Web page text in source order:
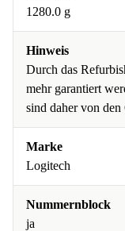
1280.0 g
Hinweis
Durch das
mehr garantiert
sind daher von den
Marke
Logitech
Nummernblock
ja